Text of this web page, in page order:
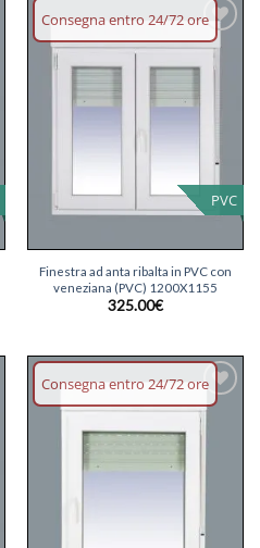
Consegna entro 24/72 ore
PVC
Aggiungi
Finestra ad anta ribalta in PVC con
veneziana (PVC) 1200X1155
325.00€
Consegna entro 24/72 ore
Aggiungi
lista dei